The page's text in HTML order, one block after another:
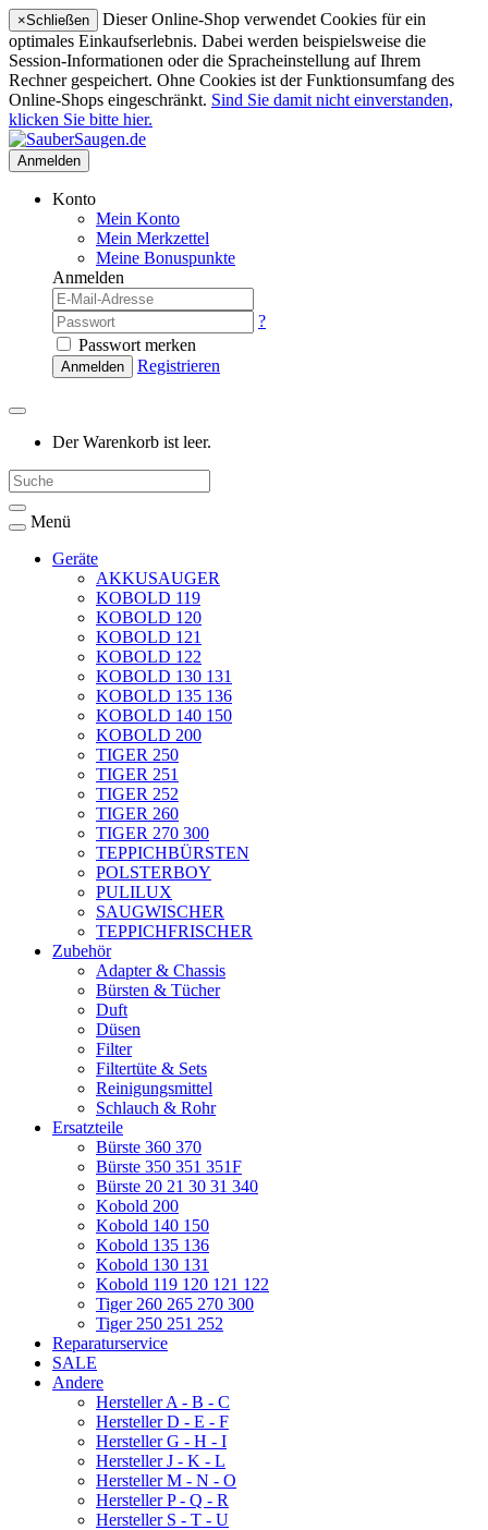
×Schließen
Dieser Online-Shop verwendet Cookies für ein
optimales Einkaufserlebnis. Dabei werden beispielsweise die
Session-Informationen oder die Spracheinstellung auf Ihrem
Rechner gespeichert. Ohne Cookies ist der Funktionsumfang des
Online-Shops eingeschränkt. Sind Sie damit nicht einverstanden,
klicken Sie bitte hier.
Anmelden
Konto
Mein Konto
Mein Merkzettel
Meine Bonuspunkte
Anmelden
?
Passwort merken
Anmelden Registrieren
Der Warenkorb ist leer.
Menü
Geräte
AKKUSAUGER
KOBOLD 119
KOBOLD 120
KOBOLD 121
KOBOLD 122
KOBOLD 130 131
KOBOLD 135 136
KOBOLD 140 150
KOBOLD 200
TIGER 250
TIGER 251
TIGER 252
TIGER 260
TIGER 270 300
TEPPICHBÜRSTEN
POLSTERBOY
PULILUX
SAUGWISCHER
TEPPICHFRISCHER
Zubehör
Adapter & Chassis
Bürsten & Tücher
Duft
Düsen
Filter
Filtertüte & Sets
Reinigungsmittel
Schlauch & Rohr
Ersatzteile
Bürste 360 370
Bürste 350 351 351F
Bürste 20 21 30 31 340
Kobold 200
Kobold 140 150
Kobold 135 136
Kobold 130 131
Kobold 119 120 121 122
Tiger 260 265 270 300
Tiger 250 251 252
Reparaturservice
SALE
Andere
Hersteller A - B - C
Hersteller D - E - F
Hersteller G - H - I
Hersteller J - K - L
Hersteller M - N - O
Hersteller P - Q - R
Hersteller S - T - U